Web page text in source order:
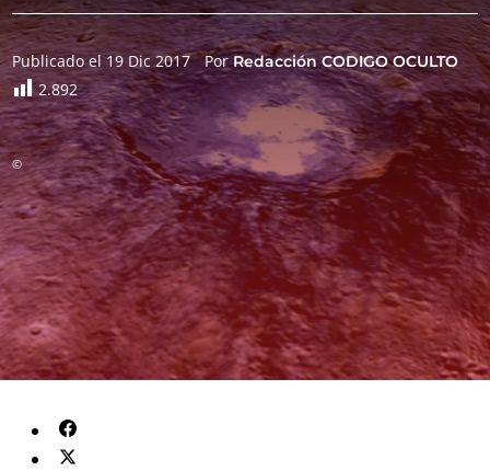
Publicado el 19 Dic 2017 PorRedacción CODIGO OCULTO
2.892
©